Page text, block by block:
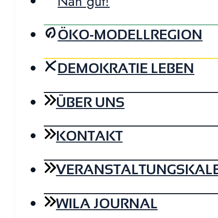
ÖKO-MODELLREGION
DEMOKRATIE LEBEN
ÜBER UNS
KONTAKT
WILA JOURNAL